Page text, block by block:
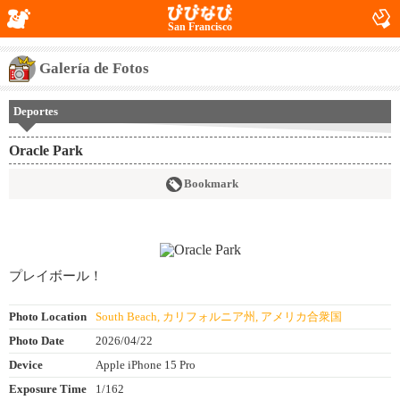
San Francisco
Galería de Fotos
Deportes
Oracle Park
Bookmark
プレイボール！
Photo Location
South Beach, カリフォルニア州, アメリカ合衆国
Photo Date
2026/04/22
Device
Apple iPhone 15 Pro
Exposure Time
1/162